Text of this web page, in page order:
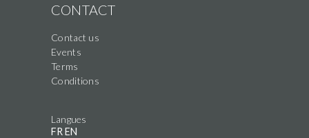
CONTACT
Contact us
Events
Terms
Conditions
Langues
FR EN